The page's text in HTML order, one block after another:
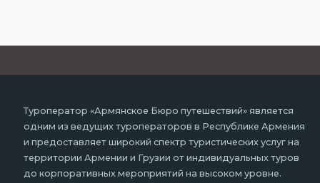
Туроператор «Армянское Бюро путешествий» является
одним из ведущих туроператоров в Республике Армения
и предоставляет широкий спектр туристических услуг на
территории Армении и Грузии от индивидуальных туров
до корпоративных мероприятий на высоком уровне.